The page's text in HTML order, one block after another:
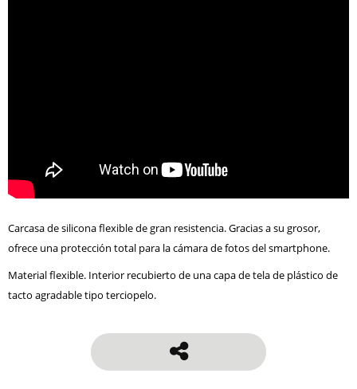
Carcasa de silicona flexible de gran resistencia. Gracias a su grosor,
ofrece una protección total para la cámara de fotos del smartphone.
Material flexible. Interior recubierto de una capa de tela de plástico de
tacto agradable tipo terciopelo.